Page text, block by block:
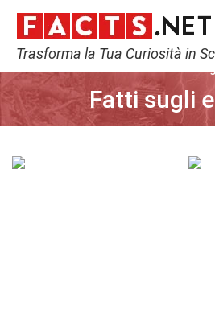
Trasforma la Tua Curiosità in
Fatti sugli